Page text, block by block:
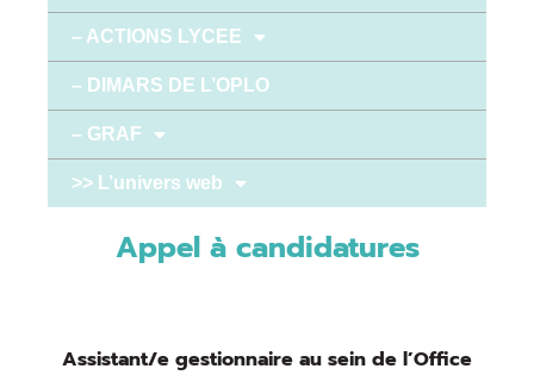
– ACTIONS LYCEE
– DIMARS DE L’OPLO
– GRAF
>> L’univers web
Appel à candidatures
Assistant/e gestionnaire au sein de l’Office